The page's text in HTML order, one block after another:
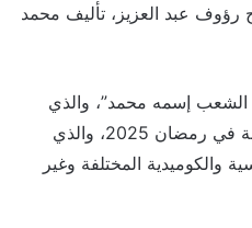
إخراج رؤوف عبد العزيز، تأليف محمد
يوسف في رمضان 2025، هو مسلسل “نص الشعب إسمه محمد”، والذي
يعتبر من أحدث تجاربها مع النجوم الشباب، وتدخل به مع الفنان عصام عمر المنافسة في رمضان 2025، والذي
المختلفة وغير